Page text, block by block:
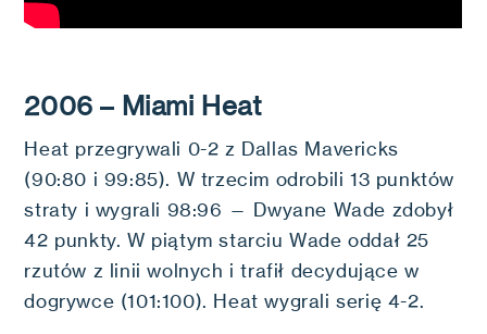
2006 – Miami Heat
Heat przegrywali 0-2 z Dallas Mavericks
(90:80 i 99:85). W trzecim odrobili 13 punktów
straty i wygrali 98:96 — Dwyane Wade zdobył
42 punkty. W piątym starciu Wade oddał 25
rzutów z linii wolnych i trafił decydujące w
dogrywce (101:100). Heat wygrali serię 4-2.